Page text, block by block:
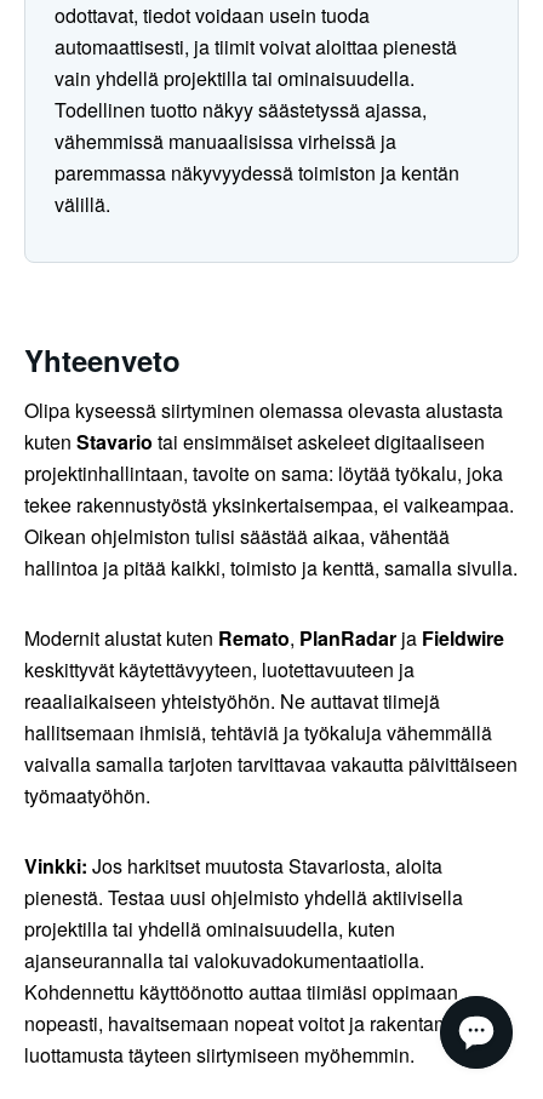
odottavat, tiedot voidaan usein tuoda
automaattisesti, ja tiimit voivat aloittaa pienestä
vain yhdellä projektilla tai ominaisuudella.
Todellinen tuotto näkyy säästetyssä ajassa,
vähemmissä manuaalisissa virheissä ja
paremmassa näkyvyydessä toimiston ja kentän
välillä.
Yhteenveto
Olipa kyseessä siirtyminen olemassa olevasta alustasta
kuten Stavario tai ensimmäiset askeleet digitaaliseen
projektinhallintaan, tavoite on sama: löytää työkalu, joka
tekee rakennustyöstä yksinkertaisempaa, ei vaikeampaa.
Oikean ohjelmiston tulisi säästää aikaa, vähentää
hallintoa ja pitää kaikki, toimisto ja kenttä, samalla sivulla.
Modernit alustat kuten Remato, PlanRadar ja Fieldwire
keskittyvät käytettävyyteen, luotettavuuteen ja
reaaliaikaiseen yhteistyöhön. Ne auttavat tiimejä
hallitsemaan ihmisiä, tehtäviä ja työkaluja vähemmällä
vaivalla samalla tarjoten tarvittavaa vakautta päivittäiseen
työmaatyöhön.
Vinkki: Jos harkitset muutosta Stavariosta, aloita
pienestä. Testaa uusi ohjelmisto yhdellä aktiivisella
projektilla tai yhdellä ominaisuudella, kuten
ajanseurannalla tai valokuvadokumentaatiolla.
Kohdennettu käyttöönotto auttaa tiimiäsi oppimaan
nopeasti, havaitsemaan nopeat voitot ja rakentamaan
luottamusta täyteen siirtymiseen myöhemmin.